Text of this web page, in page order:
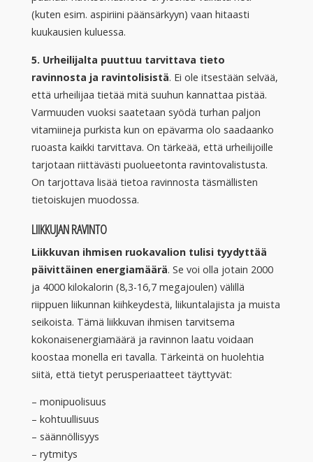
(kuten esim. aspiriini päänsärkyyn) vaan hitaasti
kuukausien kuluessa.
5. Urheilijalta puuttuu tarvittava tieto
ravinnosta ja ravintolisistä. Ei ole itsestään selvää,
että urheilijaa tietää mitä suuhun kannattaa pistää.
Varmuuden vuoksi saatetaan syödä turhan paljon
vitamiineja purkista kun on epävarma olo saadaanko
ruoasta kaikki tarvittava. On tärkeää, että urheilijoille
tarjotaan riittävästi puolueetonta ravintovalistusta.
On tarjottava lisää tietoa ravinnosta täsmällisten
tietoiskujen muodossa.
LIIKKUJAN RAVINTO
Liikkuvan ihmisen ruokavalion tulisi tyydyttää
päivittäinen energiamäärä. Se voi olla jotain 2000
ja 4000 kilokalorin (8,3-16,7 megajoulen) välillä
riippuen liikunnan kiihkeydestä, liikuntalajista ja muista
seikoista. Tämä liikkuvan ihmisen tarvitsema
kokonaisenergiamäärä ja ravinnon laatu voidaan
koostaa monella eri tavalla. Tärkeintä on huolehtia
siitä, että tietyt perusperiaatteet täyttyvät:
– monipuolisuus
– kohtuullisuus
– säännöllisyys
– rytmitys